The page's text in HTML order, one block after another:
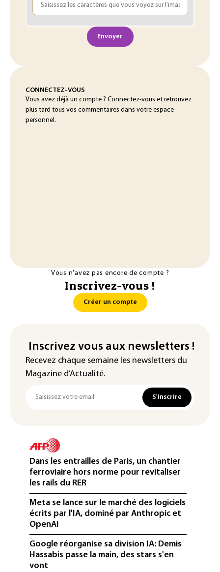
Envoyer
CONNECTEZ-VOUS
Vous avez déjà un compte ? Connectez-vous et retrouvez
plus tard tous vos commentaires dans votre espace
personnel.
Vous n'avez pas encore de compte ?
Inscrivez-vous !
Créer un compte
Inscrivez vous aux newsletters !
Recevez chaque semaine les newsletters du
Magazine d’Actualité.
S'inscrire
Dans les entrailles de Paris, un chantier
ferroviaire hors norme pour revitaliser
les rails du RER
Meta se lance sur le marché des logiciels
écrits par l'IA, dominé par Anthropic et
OpenAI
Google réorganise sa division IA: Demis
Hassabis passe la main, des stars s'en
vont